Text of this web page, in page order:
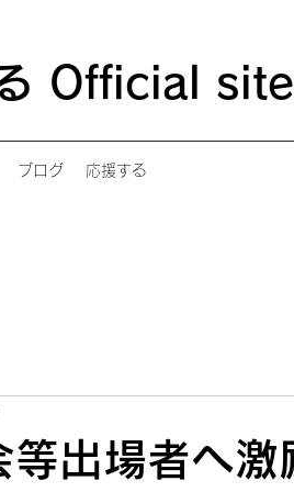
Official site
ブログ 応援する
等出場者へ激